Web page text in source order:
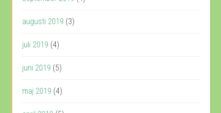
augusti 2019 (3)
juli 2019 (4)
juni 2019 (5)
maj 2019 (4)